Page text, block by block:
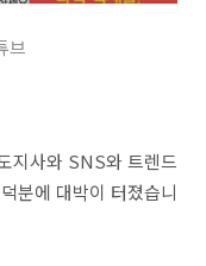
브
지사와 SNS와 트렌드
분에 대박이 터졌습니